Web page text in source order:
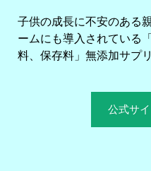
子供の成長に不安のある
ームにも導入されている
料、保存料」無添加サプ
公式サ